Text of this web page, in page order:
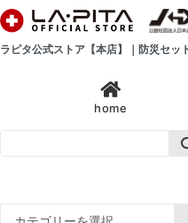
ラピタ公式ストア【本店】｜防災セッ
home